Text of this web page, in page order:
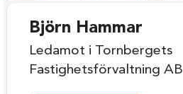
Björn Hammar
Ledamot i Tornbergets
Fastighetsförvaltning AB